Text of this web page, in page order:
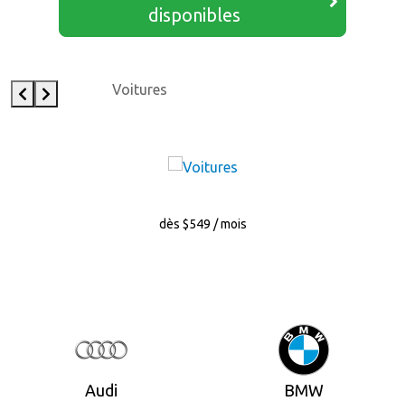
disponibles
Voitures
dès $549 / mois
Audi BMW